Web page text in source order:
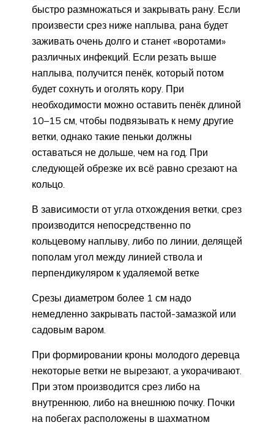
быстро размножаться и закрывать рану. Если
произвести срез ниже наплыва, рана будет
заживать очень долго и станет «воротами»
различных инфекций. Если резать выше
наплыва, получится пенёк, который потом
будет сохнуть и оголять кору. При
необходимости можно оставить пенёк длиной
10–15 см, чтобы подвязывать к нему другие
ветки, однако такие пеньки должны
оставаться не дольше, чем на год. При
следующей обрезке их всё равно срезают на
кольцо.
В зависимости от угла отхождения ветки, срез
производится непосредственно по
кольцевому наплыву, либо по линии, делящей
пополам угол между линией ствола и
перпендикуляром к удаляемой ветке
Срезы диаметром более 1 см надо
немедленно закрывать пастой-замазкой или
садовым варом.
При формировании кроны молодого деревца
некоторые ветки не вырезают, а укорачивают.
При этом производится срез либо на
внутреннюю, либо на внешнюю почку. Почки
на побегах расположены в шахматном